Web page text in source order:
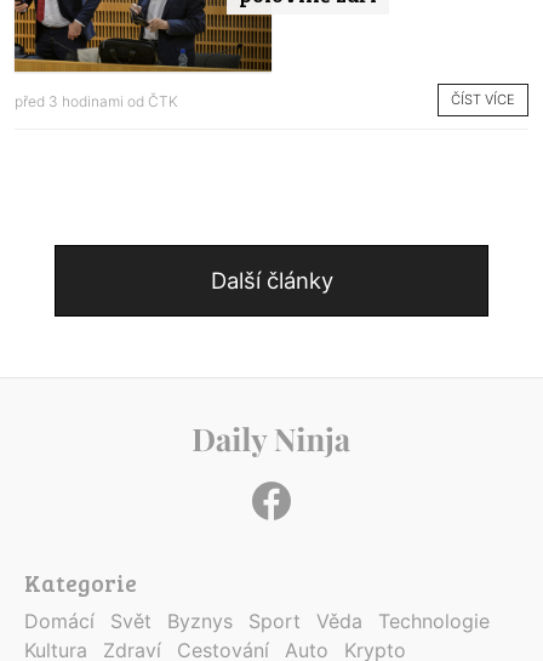
před 3 hodinami od ČTK ČÍST VÍCE
Další články
Kategorie
Domácí Svět Byznys Sport Věda
Technologie
Kultura
Zdraví Cestování Auto Krypto